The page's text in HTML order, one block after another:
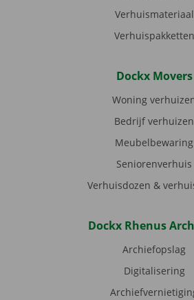
Verhuismateriaal
Verhuispakketten
Dockx Movers
Woning
Bedrijf verhuizen
Meubelbewaring
Seniorenverhuis
Verhuisdozen &
Dockx Rhenus
Archiefopslag
Digitalisering